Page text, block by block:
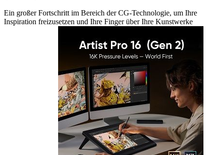
Ein großer Fortschritt im Bereich der CG-Technologie, um Ihre
Inspiration freizusetzen und Ihre Finger über Ihre Kunstwerke